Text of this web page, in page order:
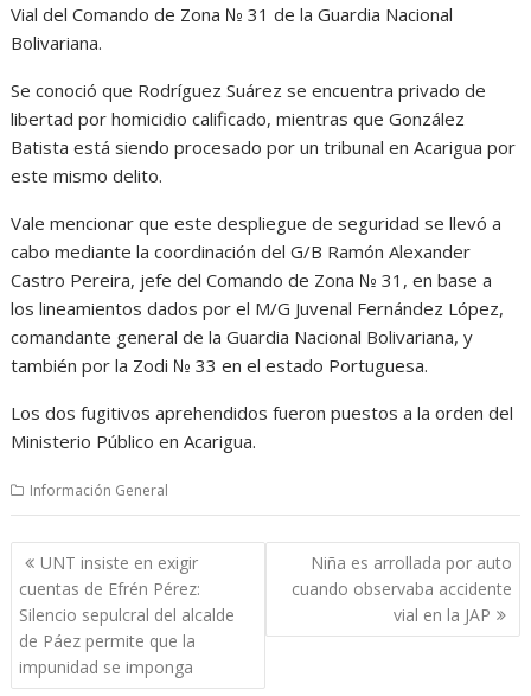
Vial del Comando de Zona № 31 de la Guardia Nacional
Bolivariana.
Se conoció que Rodríguez Suárez se encuentra privado de
libertad por homicidio calificado, mientras que González
Batista está siendo procesado por un tribunal en Acarigua por
este mismo delito.
Vale mencionar que este despliegue de seguridad se llevó a
cabo mediante la coordinación del G/B Ramón Alexander
Castro Pereira, jefe del Comando de Zona № 31, en base a
los lineamientos dados por el M/G Juvenal Fernández López,
comandante general de la Guardia Nacional Bolivariana, y
también por la Zodi № 33 en el estado Portuguesa.
Los dos fugitivos aprehendidos fueron puestos a la orden del
Ministerio Público en Acarigua.
Información General
Navegación
de
entradas
UNT insiste en exigir
cuentas de Efrén Pérez:
Silencio sepulcral del alcalde
de Páez permite que la
impunidad se imponga
Niña es arrollada por auto
cuando observaba accidente
vial en la JAP